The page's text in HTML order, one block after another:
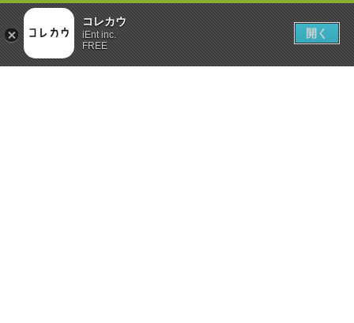
コレカウ
iEnt inc.
FREE
開く